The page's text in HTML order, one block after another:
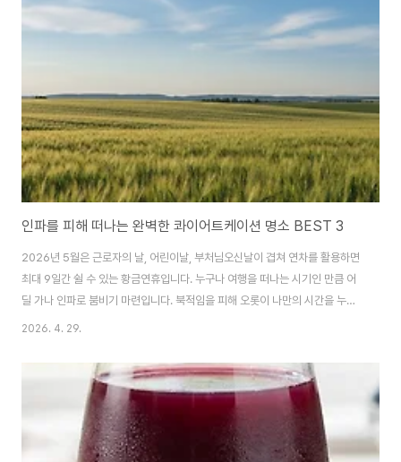
NFC 주스, 도대체 무엇이 다를까? NFC는 'Not From Concentrate'의 약
자로, 농축하지 않았다는 뜻입니다. 우리가 흔히 마시는 일반 주스는 과일즙을
끓여 부피를 줄인 뒤(농축), 다시 물과 향료를 섞어 환원시킨 '농축 환원..
인파를 피해 떠나는 완벽한 콰이어트케이션 명소 BEST 3
2026년 5월은 근로자의 날, 어린이날, 부처님오신날이 겹쳐 연차를 활용하면
최대 9일간 쉴 수 있는 황금연휴입니다. 누구나 여행을 떠나는 시기인 만큼 어
딜 가나 인파로 붐비기 마련입니다. 북적임을 피해 오롯이 나만의 시간을 누릴
'콰이어트케이션(Quietcation)' 명소를 찾으시나요? 콰이어트케이션은 소음
유명 관광지에서 줄을 서며 피로를 느끼는 대신, 남들보다 한발 앞서 완벽한 휴
식을 준비하고 싶은 분들을 위해 특별한 여행지를 선정했습니다. 이번 연휴의
정답은 화려한 볼거리보다 고요한 쉼을 누릴 수 있는 숨겨진 보석 같은 세 곳,
'교동도(인천)', '오수리 편백숲(전북 임실)', '반월·박지도(전남 신안)'입니다. 1.
2026. 4. 29.